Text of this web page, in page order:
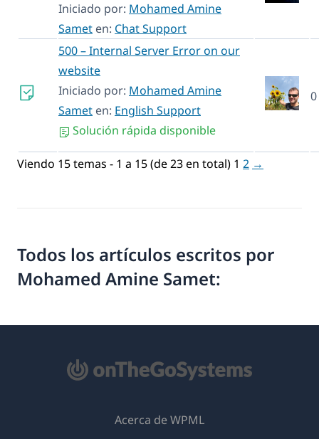
Iniciado por: Mohamed Amine
Samet en: Chat Support
500 – Internal Server Error on our
website
Iniciado por: Mohamed Amine
Samet en: English Support
Solución rápida disponible
0
Viendo 15 temas - 1 a 15 (de 23 en total) 1 2 →
Todos los artículos escritos por
Mohamed Amine Samet:
Acerca de WPML